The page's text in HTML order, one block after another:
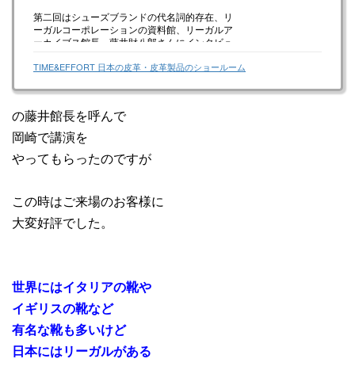
第二回はシューズブランドの代名詞的存在、リ
ーガルコーポレーションの資料館、リーガルア
ーカイブス館長、藤井財八郎さんにインタビュ
スパートが気になる疑問のあれこれにお答えく
TIME&EFFORT 日本の皮革・皮革製品のショールーム
の藤井館長を呼んで
岡崎で講演を
やってもらったのですが
この時はご来場のお客様に
大変好評でした。
世界にはイタリアの靴や
イギリスの靴など
有名な靴も多いけど
日本にはリーガルがある